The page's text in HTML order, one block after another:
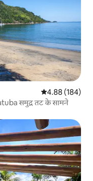
औसत रेटिंग 5 में से
4.88 (184)
समुद्र तट के सामने